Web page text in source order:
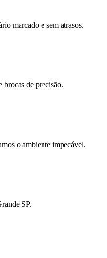
marcado e sem atrasos.
brocas de precisão.
o ambiente impecável.
SP.